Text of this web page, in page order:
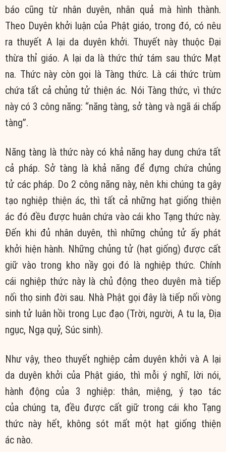
báo cũng từ nhân duyên, nhân quả mà hình thành.
Theo Duyên khởi luận của Phật giáo, trong đó, có nêu
ra thuyết A lại da duyên khởi. Thuyết này thuộc Đại
thừa thỉ giáo. A lại da là thức thứ tám sau thức Mạt
na. Thức này còn gọi là Tàng thức. Là cái thức trùm
chứa tất cả chủng tử thiện ác. Nói Tàng thức, vì thức
này có 3 công năng: “năng tàng, sở tàng và ngã ái chấp
tàng”.
Năng tàng là thức này có khả năng hay dung chứa tất
cả pháp. Sở tàng là khả năng để đựng chứa chủng
tử các pháp. Do 2 công năng này, nên khi chúng ta gây
tạo nghiệp thiện ác, thì tất cả những hạt giống thiện
ác đó đều được huân chứa vào cái kho Tạng thức này.
Đến khi đủ nhân duyên, thì những chủng tử ấy phát
khởi hiện hành. Những chủng tử (hạt giống) được cất
giữ vào trong kho nầy gọi đó là nghiệp thức. Chính
cái nghiệp thức này là chủ động theo duyên mà tiếp
nối thọ sinh đời sau. Nhà Phật gọi đây là tiếp nối vòng
sinh tử luân hồi trong Lục đạo (Trời, người, A tu la, Địa
ngục, Ngạ quỷ, Súc sinh).
Như vậy, theo thuyết nghiệp cảm duyên khởi vàA lại
da duyên khởi của Phật giáo, thì mỗi ý nghĩ, lời nói,
hành động của 3 nghiệp: thân, miệng, ý tạo tác
của chúng ta, đều được cất giữ trong cái kho Tạng
thức này hết, không sót mất một hạt giống thiện
ác nào.